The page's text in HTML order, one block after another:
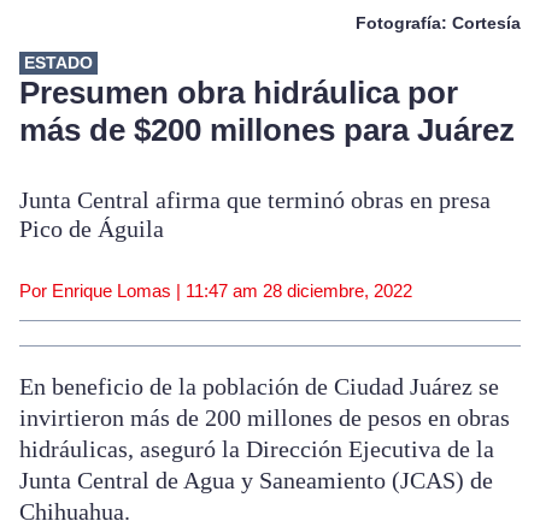
Fotografía: Cortesía
ESTADO
Presumen obra hidráulica por
más de $200 millones para Juárez
Junta Central afirma que terminó obras en presa
Pico de Águila
Por Enrique Lomas | 11:47 am 28 diciembre, 2022
En beneficio de la población de Ciudad Juárez se
invirtieron más de 200 millones de pesos en obras
hidráulicas, aseguró la Dirección Ejecutiva de la
Junta Central de Agua y Saneamiento (JCAS) de
Chihuahua.